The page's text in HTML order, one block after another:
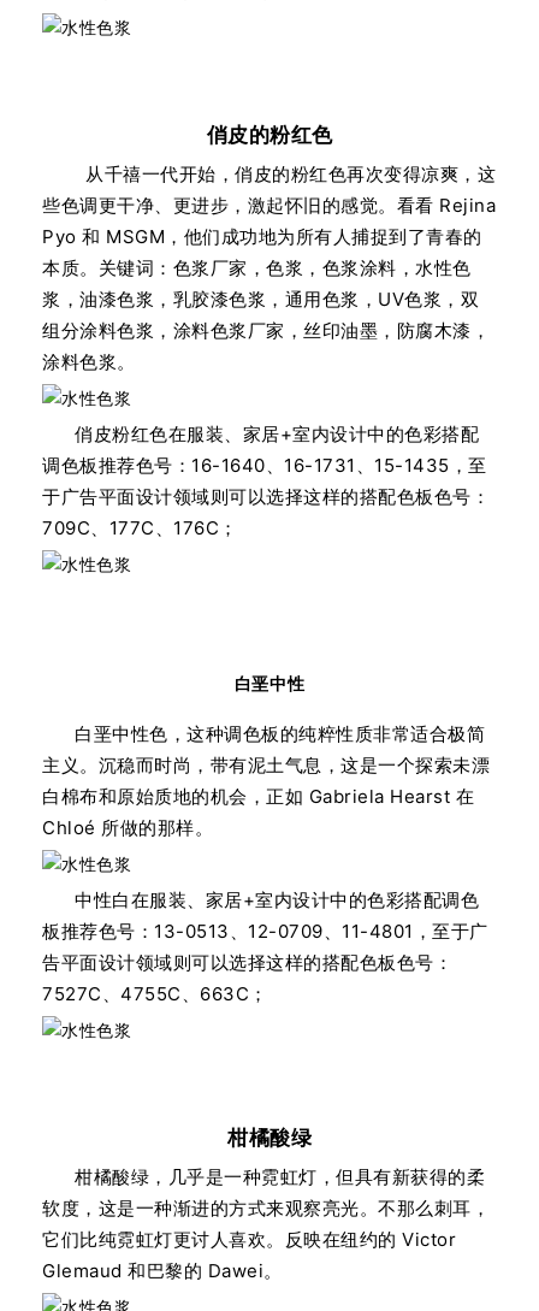
俏皮的粉红色
从千禧一代开始，俏皮的粉红色再次变得凉爽，这
些色调更干净、更进步，激起怀旧的感觉。看看 Rejina
Pyo 和 MSGM，他们成功地为所有人捕捉到了青春的
本质。关键词：色浆厂家，色浆，色浆涂料，水性色
浆，油漆色浆，乳胶漆色浆，通用色浆，UV色浆，双
组分涂料色浆，涂料色浆厂家，丝印油墨，防腐木漆，
涂料色浆。
俏皮粉红色在服装、家居+室内设计中的色彩搭配
调色板推荐色号：16-1640、16-1731、15-1435，至
于广告平面设计领域则可以选择这样的搭配色板色号：
709C、177C、176C；
白垩中性
白垩中性色，这种调色板的纯粹性质非常适合极简
主义。沉稳而时尚，带有泥土气息，这是一个探索未漂
白棉布和原始质地的机会，正如 Gabriela Hearst 在
Chloé 所做的那样。
中性白在服装、家居+室内设计中的色彩搭配调色
板推荐色号：13-0513、12-0709、11-4801，至于广
告平面设计领域则可以选择这样的搭配色板色号：
7527C、4755C、663C；
柑橘酸绿
柑橘酸绿，几乎是一种霓虹灯，但具有新获得的柔
软度，这是一种渐进的方式来观察亮光。不那么刺耳，
它们比纯霓虹灯更讨人喜欢。反映在纽约的 Victor
Glemaud 和巴黎的 Dawei。